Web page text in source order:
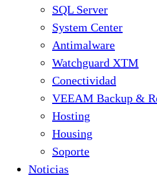
SQL Server
System Center
Antimalware
Watchguard XTM
Conectividad
VEEAM Backup &
Hosting
Housing
Soporte
Noticias